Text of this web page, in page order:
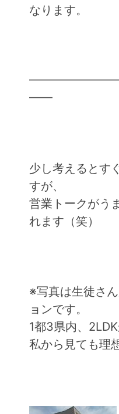
なります。
━━
少し考えるとす
すが、
営業トークがう
れます（笑）
※写真は生徒さ
ョンです。
1都3県内、2LDK
私から見ても理